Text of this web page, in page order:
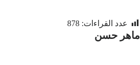
عدد القراءات: 878
ماهر حسن